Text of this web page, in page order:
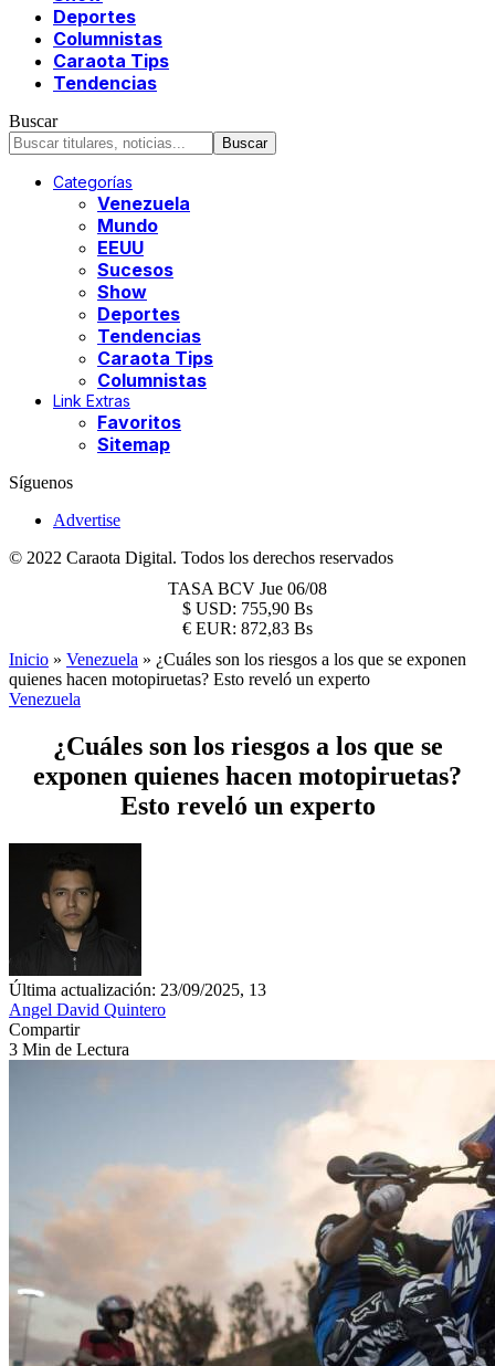
Deportes
Columnistas
Caraota Tips
Tendencias
Buscar
Categorías
Venezuela
Mundo
EEUU
Sucesos
Show
Deportes
Tendencias
Caraota Tips
Columnistas
Link Extras
Favoritos
Sitemap
Síguenos
Advertise
© 2022 Caraota Digital. Todos los derechos reservados
TASA BCV Jue 06/08
$ USD: 755,90 Bs
€ EUR: 872,83 Bs
Inicio » Venezuela » ¿Cuáles son los riesgos a los que se exponen
quienes hacen motopiruetas? Esto reveló un experto
Venezuela
¿Cuáles son los riesgos a los que se
exponen quienes hacen motopiruetas?
Esto reveló un experto
Última actualización: 23/09/2025, 13
Angel David Quintero
Compartir
3 Min de Lectura